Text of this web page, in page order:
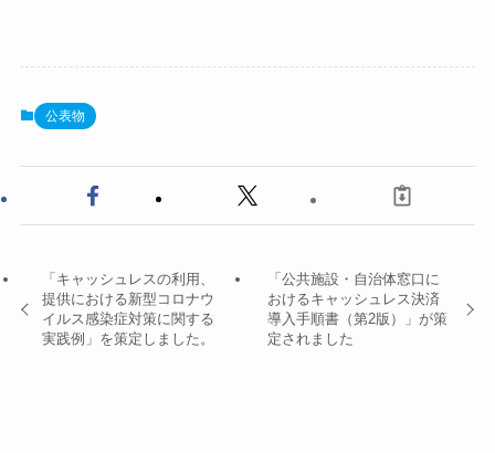
公表物
「キャッシュレスの利用、
提供における新型コロナウ
イルス感染症対策に関する
実践例」を策定しました。
「公共施設・自治体窓口に
おけるキャッシュレス決済
導入手順書（第2版）」が策
定されました